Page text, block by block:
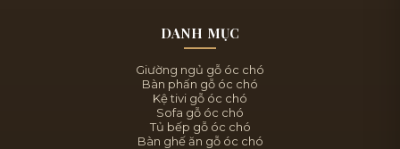
DANH MỤC
Giường ngủ gỗ óc chó
Bàn phấn gỗ óc chó
Kệ tivi gỗ óc chó
Sofa gỗ óc chó
Tủ bếp gỗ óc chó
Bàn ghế ăn gỗ óc chó